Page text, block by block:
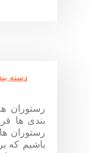
دسته
رستوران ها
بندی ها
رستوران
باشیم که